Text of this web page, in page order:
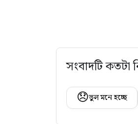
সংবাদটি কতটা
😞ভুল মনে হচ্ছে